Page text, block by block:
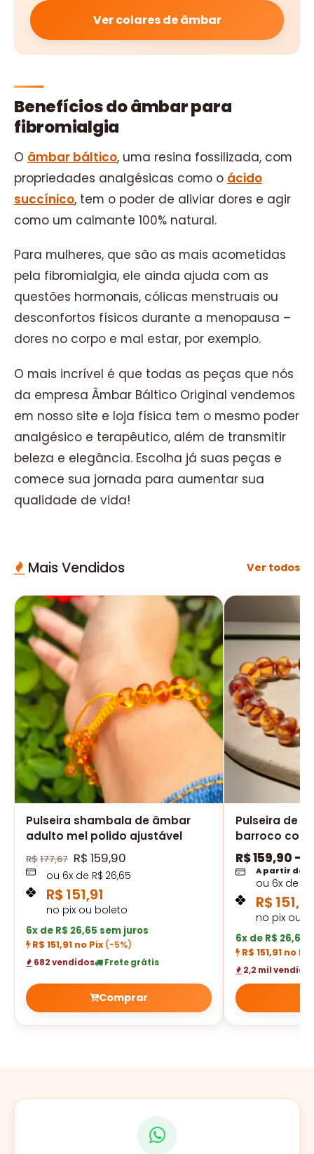
Ver colares de âmbar
Benefícios do âmbar para
fibromialgia
O âmbar báltico, uma resina fossilizada, com
propriedades analgésicas como o ácido
succínico, tem o poder de aliviar dores e agir
como um calmante 100% natural.
Para mulheres, que são as mais acometidas
pela fibromialgia, ele ainda ajuda com as
questões hormonais, cólicas menstruais ou
desconfortos físicos durante a menopausa –
dores no corpo e mal estar, por exemplo.
O mais incrível é que todas as peças que nós
da empresa Âmbar Báltico Original vendemos
em nosso site e loja física tem o mesmo poder
analgésico e terapêutico, além de transmitir
beleza e elegância. Escolha já suas peças e
comece sua jornada para aumentar sua
qualidade de vida!
Mais Vendidos Ver todos
Pulseira shambala de âmbar
adulto mel polido ajustável
R$177,67 R$ 159,90
ou 6x de R$ 26,65
R$ 151,91
no pix ou boleto
6x de R$ 26,65 sem juros
R$ 151,91 no Pix (-5%)
682 vendidos Frete grátis
Comprar
Pulseira de
barroco
R$159,90 –
A partir de
ou 6x de
R$ 151,91
no pix ou
6x de R$ 26,65
R$ 151,91 no Pix
2,2 mil